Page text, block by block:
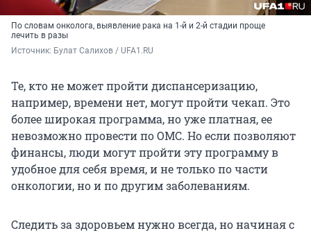
По словам онколога, выявление рака на 1-й и 2-й стадии проще
лечить в разы
Источник: Булат Салихов / UFA1.RU
Те, кто не может пройти диспансеризацию,
например, времени нет, могут пройти чекап. Это
более широкая программа, но уже платная, ее
невозможно провести по ОМС. Но если позволяют
финансы, люди могут пройти эту программу в
удобное для себя время, и не только по части
онкологии, но и по другим заболеваниям.
Следить за здоровьем нужно всегда, но начиная с